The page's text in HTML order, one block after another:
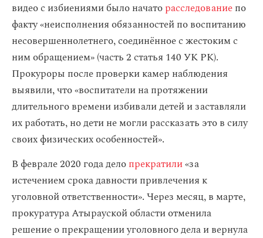
видео с избиениями было начаторасследованиепо
факту «неисполнения обязанностей по воспитанию
несовершеннолетнего, соединённое с жестоким с
ним обращением» (часть 2 статья 140 УК РК).
Прокуроры после проверки камер наблюдения
выявили, что «воспитатели на протяжении
длительного времени избивали детей и заставляли
их работать, но дети не могли рассказать это в силу
своих физических особенностей».
В феврале 2020 года делопрекратили«за
истечением срока давности привлечения к
уголовной ответственности». Через месяц, в марте,
прокуратура Атырауской области отменила
решение о прекращении уголовного дела и вернула